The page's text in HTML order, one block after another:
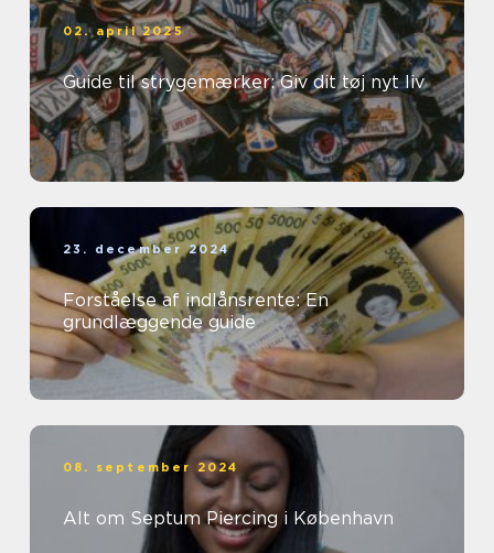
02. april 2025
Guide til strygemærker: Giv dit tøj nyt liv
23. december 2024
Forståelse af indlånsrente: En
grundlæggende guide
08. september 2024
Alt om Septum Piercing i København